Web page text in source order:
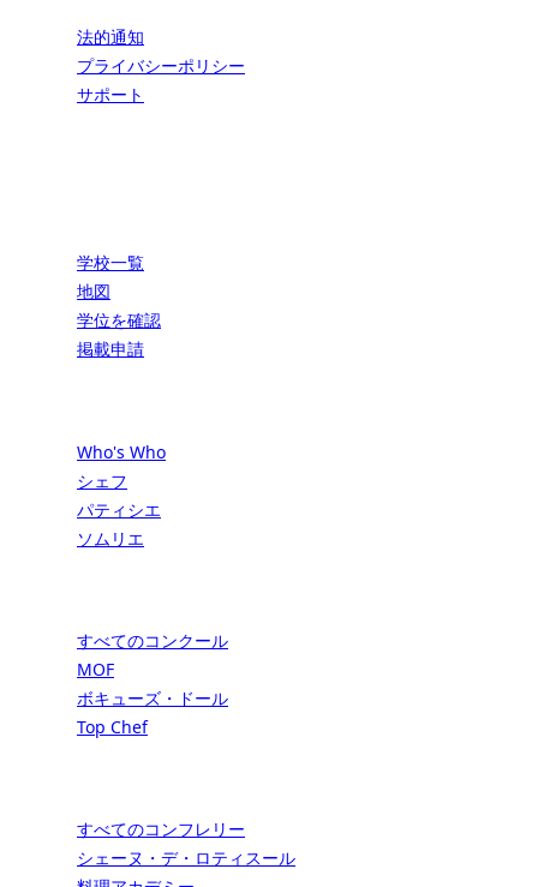
法的通知
プライバシーポリシー
サポート
学校一覧
地図
学位を確認
掲載申請
Who's Who
シェフ
パティシエ
ソムリエ
すべてのコンクール
MOF
ボキューズ・ドール
Top Chef
すべてのコンフレリー
シェーヌ・デ・ロティスール